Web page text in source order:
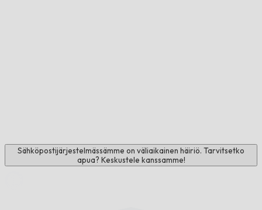
Sähköpostijärjestelmässämme on väliaikainen häiriö. Tarvitsetko
apua? Keskustele kanssamme!